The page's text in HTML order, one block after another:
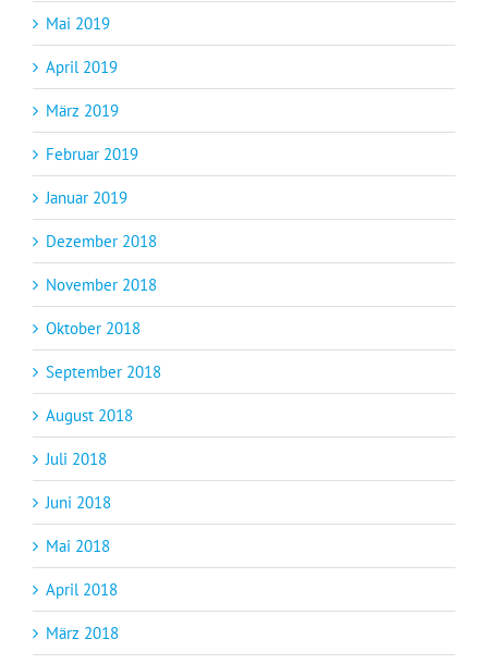
Mai 2019
April 2019
März 2019
Februar 2019
Januar 2019
Dezember 2018
November 2018
Oktober 2018
September 2018
August 2018
Juli 2018
Juni 2018
Mai 2018
April 2018
März 2018